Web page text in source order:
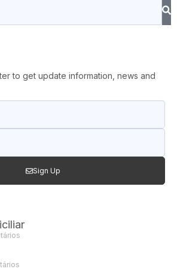
to get update information, news and
Sign Up